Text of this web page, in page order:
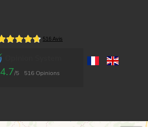
4.7/5 516 Opinions